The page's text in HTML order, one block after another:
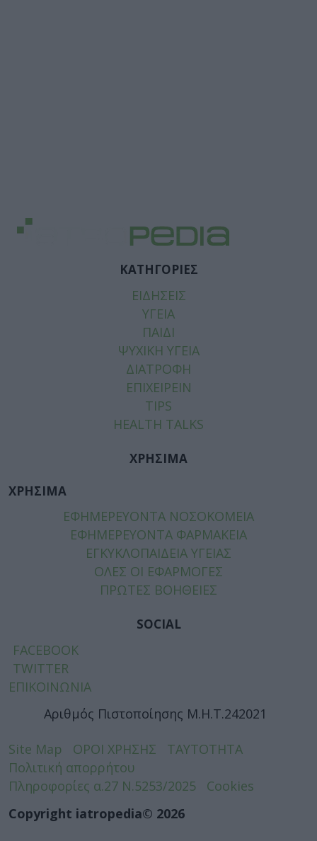
ΚΑΤΗΓΟΡΙΕΣ
ΕΙΔΗΣΕΙΣ
ΥΓΕΙΑ
ΠΑΙΔΙ
ΨΥΧΙΚΗ ΥΓΕΙΑ
ΔΙΑΤΡΟΦΗ
ΕΠΙΧΕΙΡΕΙΝ
TIPS
HEALTH TALKS
ΧΡΗΣΙΜΑ
ΧΡΗΣΙΜΑ
ΕΦΗΜΕΡΕΥΟΝΤΑ ΝΟΣΟΚΟΜΕΙΑ
ΕΦΗΜΕΡΕΥΟΝΤΑ ΦΑΡΜΑΚΕΙΑ
ΕΓΚΥΚΛΟΠΑΙΔΕΙΑ ΥΓΕΙΑΣ
ΟΛΕΣ ΟΙ ΕΦΑΡΜΟΓΕΣ
ΠΡΩΤΕΣ ΒΟΗΘΕΙΕΣ
SOCIAL
FACEBOOK
TWITTER
ΕΠΙΚΟΙΝΩΝΙΑ
Αριθμός Πιστοποίησης Μ.Η.Τ.242021
Site Map ΟΡΟΙ ΧΡΗΣΗΣ
ΤΑΥΤΟΤΗΤΑ
Πολιτική απορρήτου
Πληροφορίες α.27 Ν.5253/2025
Cookies
Copyright iatropedia© 2026